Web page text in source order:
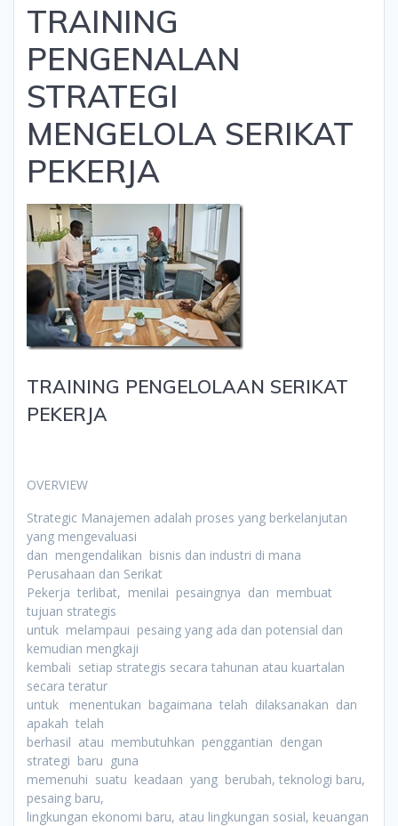
TRAINING
PENGENALAN
STRATEGI
MENGELOLA SERIKAT
PEKERJA
TRAINING PENGELOLAAN SERIKAT
PEKERJA
OVERVIEW
Strategic Manajemen adalah proses yang berkelanjutan
yang mengevaluasi
dan mengendalikan bisnis dan industri di mana
Perusahaan dan Serikat
Pekerja terlibat, menilai pesaingnya dan membuat
tujuan strategis
untuk melampaui pesaing yang ada dan potensial dan
kemudian mengkaji
kembali setiap strategis secara tahunan atau kuartalan
secara teratur
untuk menentukan bagaimana telah dilaksanakan dan
apakah telah
berhasil atau membutuhkan penggantian dengan
strategi baru guna
memenuhi suatu keadaan yang berubah, teknologi baru,
pesaing baru,
lingkungan ekonomi baru, atau lingkungan sosial, keuangan